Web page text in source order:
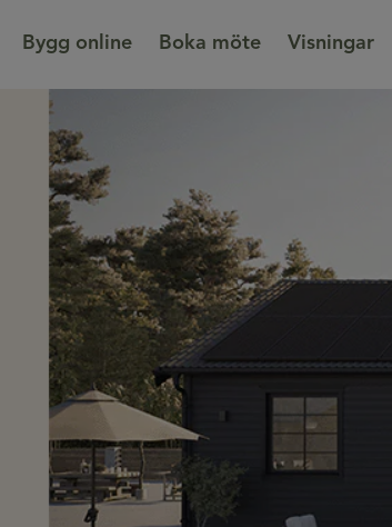
Bygg online Boka möte Visningar